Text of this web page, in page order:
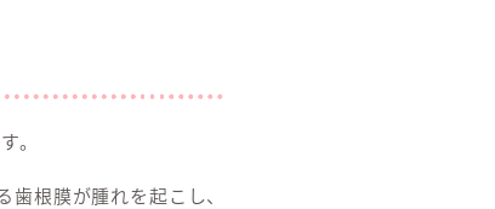
。
根膜が腫れを起こし、